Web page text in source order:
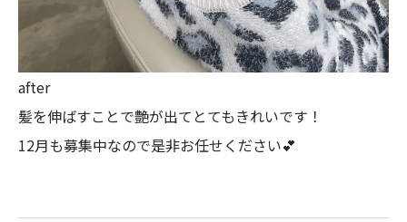
after
髪を伸ばすことで艶が出てとてもきれいです！
12月も募集中なので是非お任せください💕